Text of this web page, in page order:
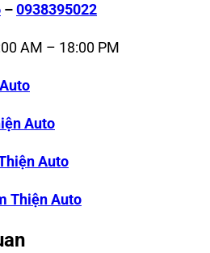
–0938395022
AM – 18:00 PM
Auto
Auto
Thiện Auto